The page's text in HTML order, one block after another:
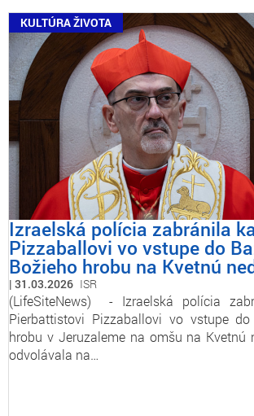
KULTÚRA ŽIVOTA
Izraelská polícia zabránila
Pizzaballovi vo vstupe do
Božieho hrobu na Kvetnú
31.03.2026 ISR
(LifeSiteNews) - Izraelská polícia
Pierbattistovi Pizzaballovi vo vstupe
hrobu v Jeruzaleme na omšu na Kvetnú
odvolávala na…